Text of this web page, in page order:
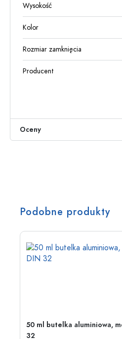
Wysokość
Kolor
Rozmiar zamknięcia
Producent
Oceny
Podobne produkty
50 ml butelka aluminiowa,
32